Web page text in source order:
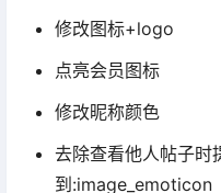
修改图标+logo
点亮会员图标
修改昵称颜色
去除查看他人帖子时
到:image_emoticon